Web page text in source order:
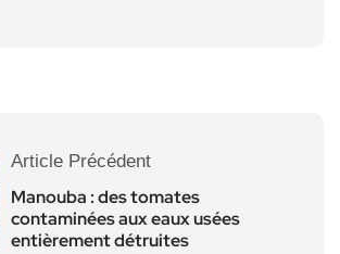
Article Précédent
Manouba : des tomates
contaminées aux eaux usées
entièrement détruites